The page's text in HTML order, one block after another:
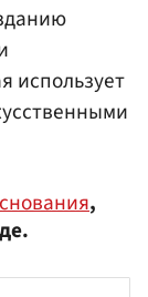
использует
,